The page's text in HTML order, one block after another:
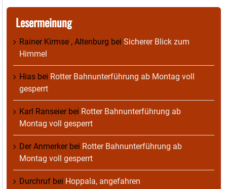
Lesermeinung
Rainer Kirmse , Altenburg bei Sicherer Blick zum
Himmel
Hias bei Rotter Bahnunterführung ab Montag voll
gesperrt
Karl Ranseierbei Rotter Bahnunterführung ab
Montag voll gesperrt
Der Anmerkerbei Rotter Bahnunterführung ab
Montag voll gesperrt
Durchruf bei Hoppala, angefahren